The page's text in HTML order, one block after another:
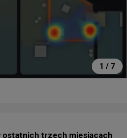
1 / 7
ostatnich trzech miesiącach